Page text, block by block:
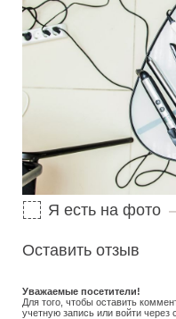
Я есть на фото
Оставить отзыв
Уважаемые посетители!
Для того, чтобы оставить
учетную запись или войти через